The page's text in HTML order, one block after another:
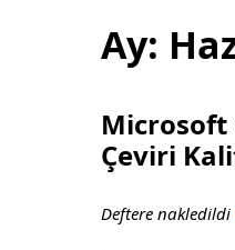
Ay:
Microsoft
Çeviri
Deftere nakledildi